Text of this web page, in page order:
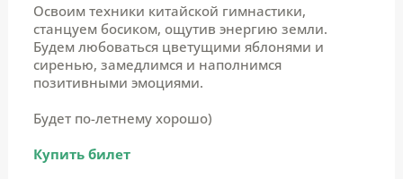
Освоим техники китайской гимнастики,
станцуем босиком, ощутив энергию земли.
Будем любоваться цветущими яблонями и
сиренью, замедлимся и наполнимся
позитивными эмоциями.
Будет по-летнему хорошо)
Купить билет